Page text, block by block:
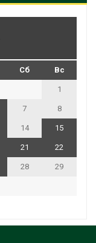
Сб Вс
1
7 8
14 15
21 22
28 29